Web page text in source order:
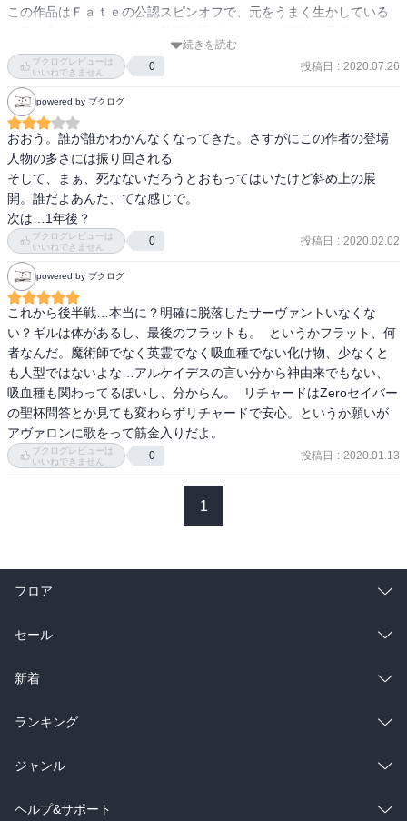
この作品はＦａｔｅの公認スピンオフで、元をうまく生かしている
続きを読む
ブクログレビューは
いいねできません
0 投稿日 : 2020.07.26
powered by ブクログ
おおう。誰が誰かわかんなくなってきた。さすがにこの作者の登場
人物の多さには振り回される
そして、まぁ、死なないだろうとおもってはいたけど斜め上の展
開。誰だよあんた、てな感じで。
次は…1年後？
ブクログレビューは
いいねできません
0 投稿日 : 2020.02.02
powered by ブクログ
これから後半戦…本当に？明確に脱落したサーヴァントいなくな
い？ギルは体があるし、最後のフラットも。  というかフラット、何
者なんだ。魔術師でなく英霊でなく吸血種でない化け物、少なくと
も人型ではないよな…アルケイデスの言い分から神由来でもない、
吸血種も関わってるぽいし、分からん。  リチャードはZeroセイバー
の聖杯問答とか見ても変わらずリチャードで安心。というか願いが
アヴァロンに歌をって筋金入りだよ。
ブクログレビューは
いいねできません
0 投稿日 : 2020.01.13
1
フロア
総合
ラノベ
雑誌・グラビア
BL・TL
セール
総合
ラノベ
雑誌・グラビア
BL・TL
新着
総合
ラノベ
雑誌・グラビア
ランキング
総合
ラノベ
ジャンル
コミック
ヘルプ&サポート